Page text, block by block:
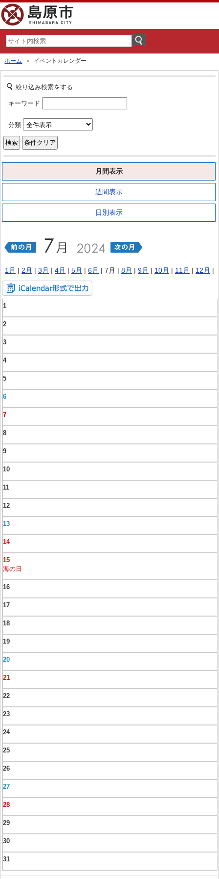
ホーム ＞ イベントカレンダー
絞り込み検索をする
キーワード
分類
月間表示
週間表示
日別表示
1月 | 2月 | 3月 | 4月 | 5月 | 6月 | 7月 | 8月 | 9月 | 10月 | 11月 | 12月 |
1
2
3
4
5
6
7
8
9
10
11
12
13
14
15
海の日
16
17
18
19
20
21
22
23
24
25
26
27
28
29
30
31